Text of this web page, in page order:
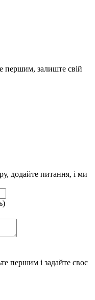
першим, залиште свій
додайте питання, і ми
першим і задайте своє